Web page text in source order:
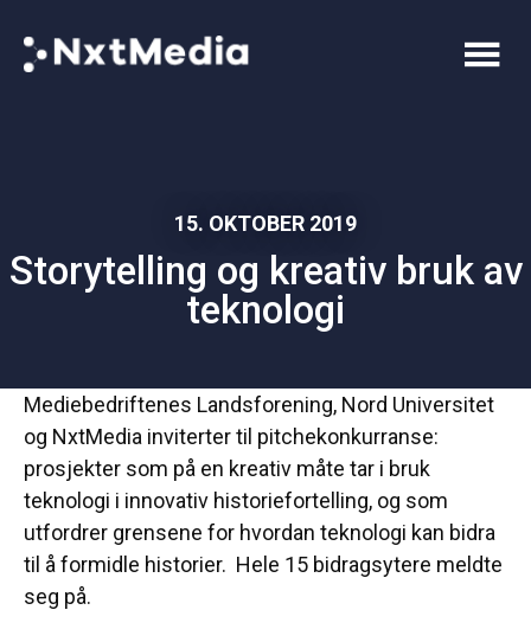
15. OKTOBER 2019
Storytelling og kreativ bruk av
teknologi
Mediebedriftenes Landsforening, Nord Universitet
og NxtMedia inviterter til pitchekonkurranse:
prosjekter som på en kreativ måte tar i bruk
teknologi i innovativ historiefortelling, og som
utfordrer grensene for hvordan teknologi kan bidra
til å formidle historier. Hele 15 bidragsytere meldte
seg på.